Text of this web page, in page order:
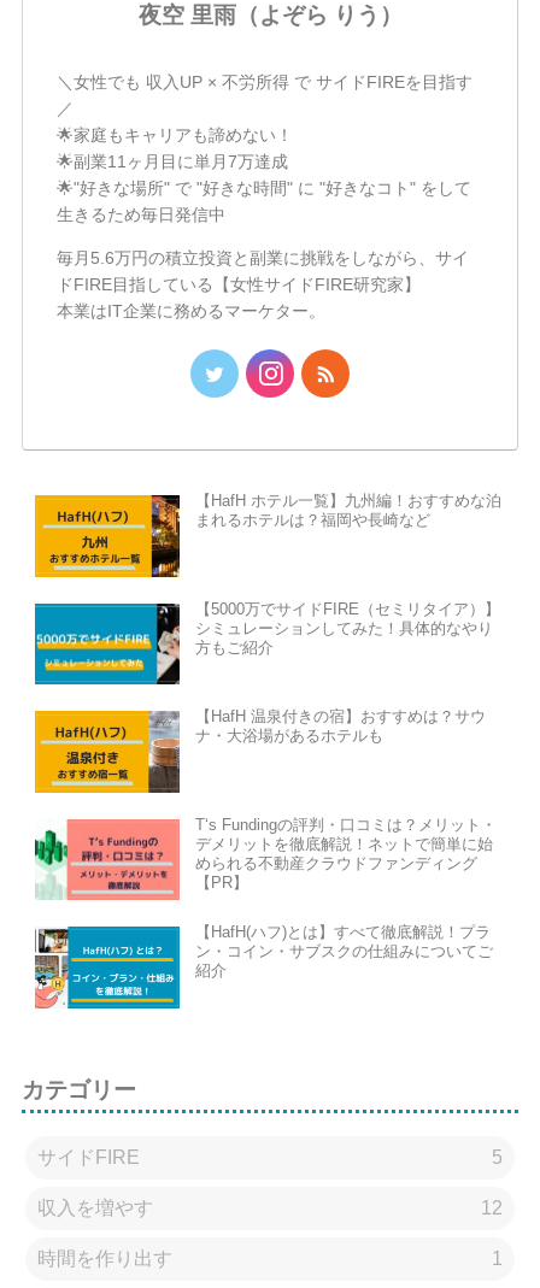
夜空 里雨（よぞら りう）
＼女性でも 収入UP × 不労所得 で サイドFIREを目指す
／
🌟家庭もキャリアも諦めない！
🌟副業11ヶ月目に単月7万達成
🌟"好きな場所" で "好きな時間" に "好きなコト" をして
生きるため毎日発信中
毎月5.6万円の積立投資と副業に挑戦をしながら、サイ
ドFIRE目指している【女性サイドFIRE研究家】
本業はIT企業に務めるマーケター。
【HafH ホテル一覧】九州編！おすすめな泊
まれるホテルは？福岡や長崎など
【5000万でサイドFIRE（セミリタイア）】
シミュレーションしてみた！具体的なやり
方もご紹介
【HafH 温泉付きの宿】おすすめは？サウ
ナ・大浴場があるホテルも
T‘s Fundingの評判・口コミは？メリット・
デメリットを徹底解説！ネットで簡単に始
められる不動産クラウドファンディング
【PR】
【HafH(ハフ)とは】すべて徹底解説！プラ
ン・コイン・サブスクの仕組みについてご
紹介
カテゴリー
サイドFIRE 5
収入を増やす 12
時間を作り出す 1